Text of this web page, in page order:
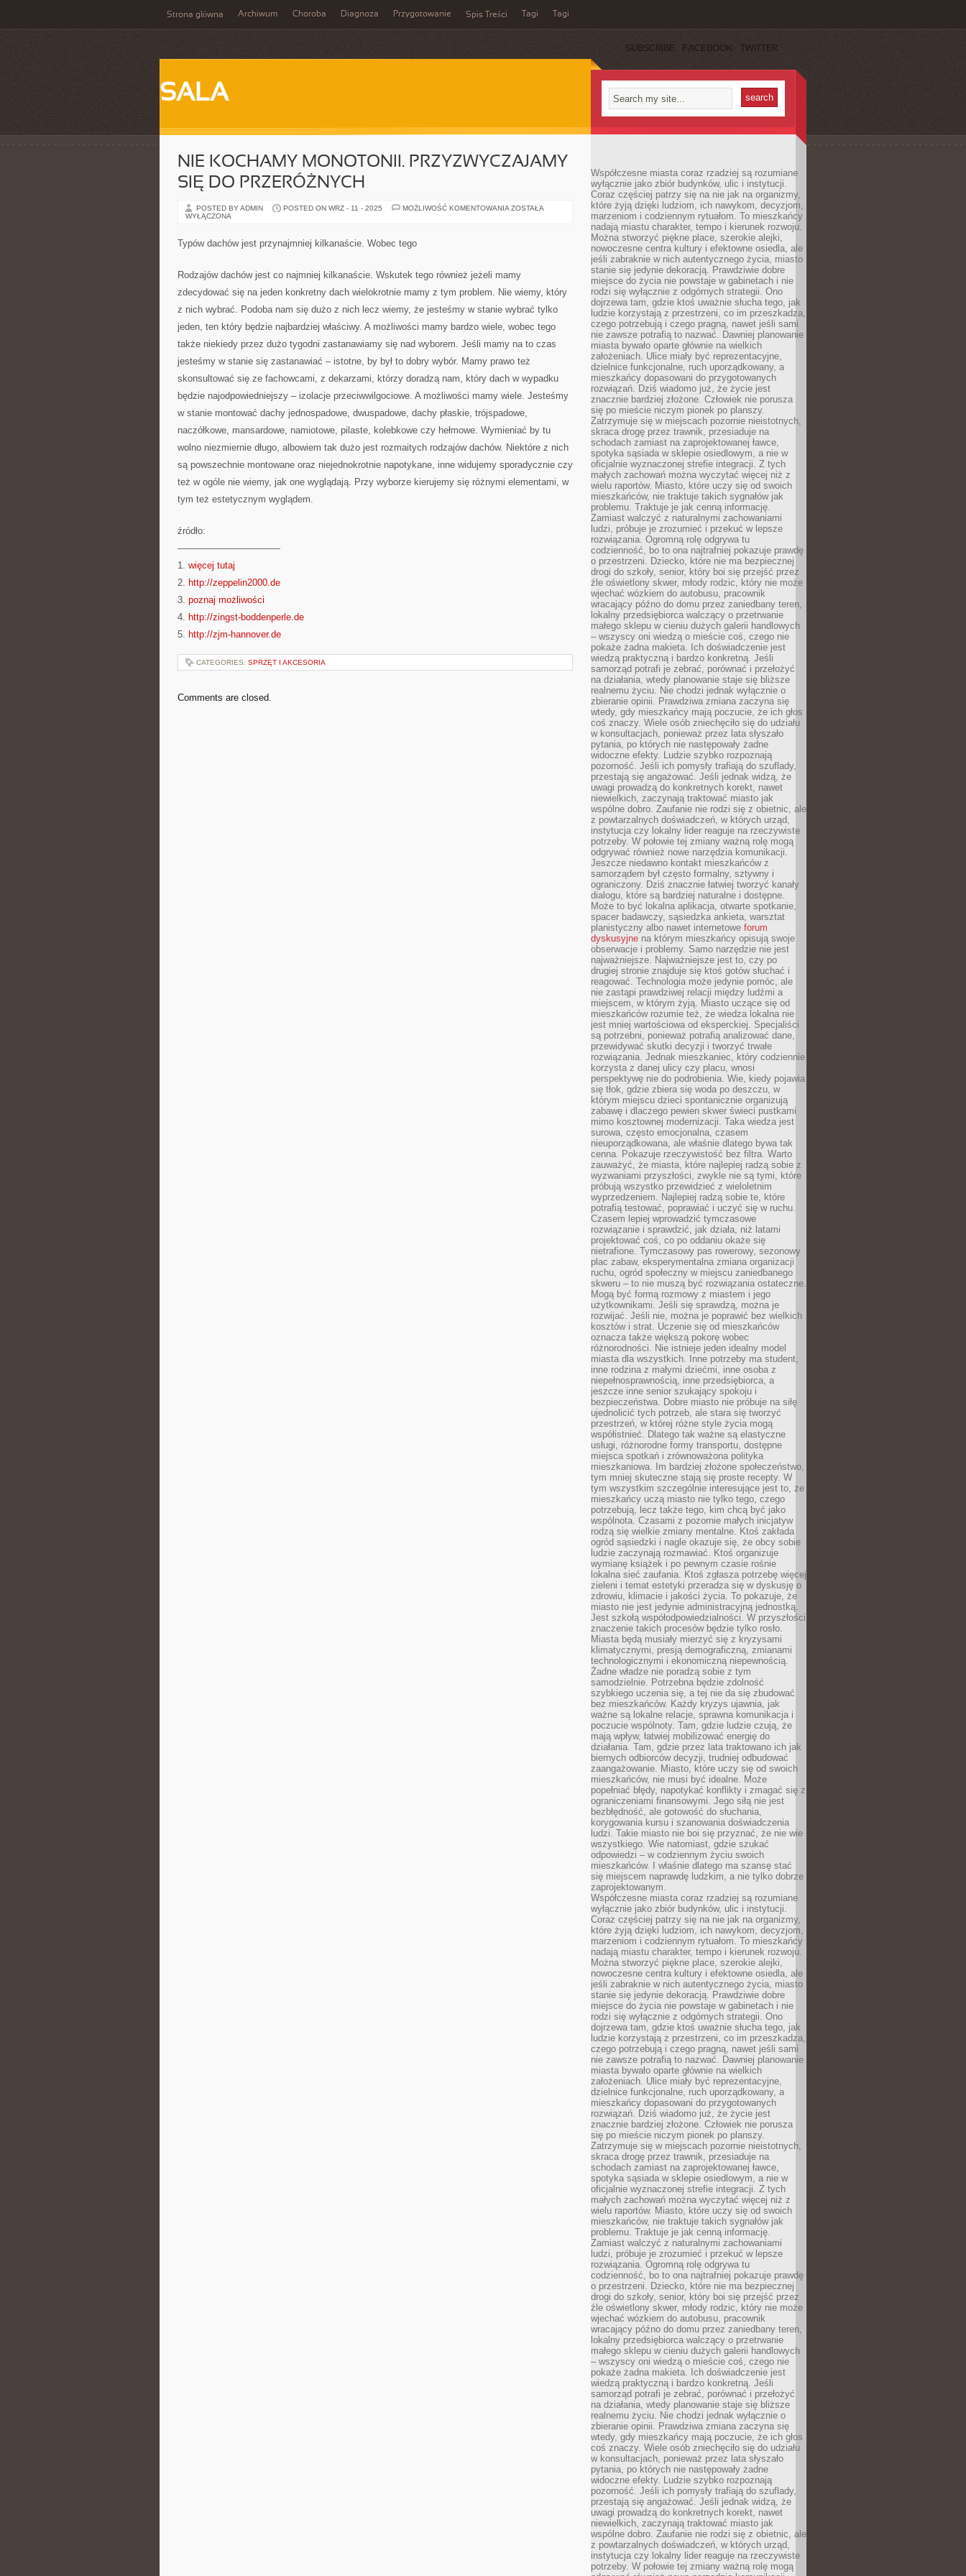
Strona główna Archiwum Choroba Diagnoza Przygotowanie Spis Treści Tagi Tagi
SUBSCRIBE FACEBOOK TWITTER
SALA
NIE KOCHAMY MONOTONII. PRZYZWYCZAJAMY
SIĘ DO PRZERÓŻNYCH
POSTED BY ADMIN POSTED ON WRZ - 11 - 2025 MOŻLIWOŚĆ KOMENTOWANIA NIE
ZOSTAŁA
WYŁĄCZONA
Typów dachów jest przynajmniej kilkanaście. Wobec tego
Rodzajów dachów jest co najmniej kilkanaście. Wskutek tego również jeżeli mamy
zdecydować się na jeden konkretny dach wielokrotnie mamy z tym problem. Nie wiemy, który
z nich wybrać. Podoba nam się dużo z nich lecz wiemy, że jesteśmy w stanie wybrać tylko
jeden, ten który będzie najbardziej właściwy. A możliwości mamy bardzo wiele, wobec tego
także niekiedy przez dużo tygodni zastanawiamy się nad wyborem. Jeśli mamy na to czas
jesteśmy w stanie się zastanawiać – istotne, by był to dobry wybór. Mamy prawo też
skonsultować się ze fachowcami, z dekarzami, którzy doradzą nam, który dach w wypadku
będzie najodpowiedniejszy – izolacje przeciwwilgociowe. A możliwości mamy wiele. Jesteśmy
w stanie montować dachy jednospadowe, dwuspadowe, dachy płaskie, trójspadowe,
naczółkowe, mansardowe, namiotowe, pilaste, kolebkowe czy hełmowe. Wymieniać by tu
wolno niezmiernie długo, albowiem tak dużo jest rozmaitych rodzajów dachów. Niektóre z nich
są powszechnie montowane oraz niejednokrotnie napotykane, inne widujemy sporadycznie czy
też w ogóle nie wiemy, jak one wyglądają. Przy wyborze kierujemy się różnymi elementami, w
tym też estetycznym wyglądem.
źródło:
———————————
1. więcej tutaj
2. http://zeppelin2000.de
3. poznaj możliwości
4. http://zingst-boddenperle.de
5. http://zjm-hannover.de
CATEGORIES: SPRZĘT I AKCESORIA
Comments are closed.
Współczesne miasta coraz rzadziej są rozumiane
wyłącznie jako zbiór budynków, ulic i instytucji.
Coraz częściej patrzy się na nie jak na organizmy,
które żyją dzięki ludziom, ich nawykom, decyzjom,
marzeniom i codziennym rytuałom. To mieszkańcy
nadają miastu charakter, tempo i kierunek rozwoju.
Można stworzyć piękne place, szerokie alejki,
nowoczesne centra kultury i efektowne osiedla, ale
jeśli zabraknie w nich autentycznego życia, miasto
stanie się jedynie dekoracją. Prawdziwie dobre
miejsce do życia nie powstaje w gabinetach i nie
rodzi się wyłącznie z odgórnych strategii. Ono
dojrzewa tam, gdzie ktoś uważnie słucha tego, jak
ludzie korzystają z przestrzeni, co im przeszkadza,
czego potrzebują i czego pragną, nawet jeśli sami
nie zawsze potrafią to nazwać. Dawniej planowanie
miasta bywało oparte głównie na wielkich
założeniach. Ulice miały być reprezentacyjne,
dzielnice funkcjonalne, ruch uporządkowany, a
mieszkańcy dopasowani do przygotowanych
rozwiązań. Dziś wiadomo już, że życie jest
znacznie bardziej złożone. Człowiek nie porusza
się po mieście niczym pionek po planszy.
Zatrzymuje się w miejscach pozornie nieistotnych,
skraca drogę przez trawnik, przesiaduje na
schodach zamiast na zaprojektowanej ławce,
spotyka sąsiada w sklepie osiedlowym, a nie w
oficjalnie wyznaczonej strefie integracji. Z tych
małych zachowań można wyczytać więcej niż z
wielu raportów. Miasto, które uczy się od swoich
mieszkańców, nie traktuje takich sygnałów jak
problemu. Traktuje je jak cenną informację.
Zamiast walczyć z naturalnymi zachowaniami
ludzi, próbuje je zrozumieć i przekuć w lepsze
rozwiązania. Ogromną rolę odgrywa tu
codzienność, bo to ona najtrafniej pokazuje prawdę
o przestrzeni. Dziecko, które nie ma bezpiecznej
drogi do szkoły, senior, który boi się przejść przez
źle oświetlony skwer, młody rodzic, który nie może
wjechać wózkiem do autobusu, pracownik
wracający późno do domu przez zaniedbany teren,
lokalny przedsiębiorca walczący o przetrwanie
małego sklepu w cieniu dużych galerii handlowych
– wszyscy oni wiedzą o mieście coś, czego nie
pokaże żadna makieta. Ich doświadczenie jest
wiedzą praktyczną i bardzo konkretną. Jeśli
samorząd potrafi je zebrać, porównać i przełożyć
na działania, wtedy planowanie staje się bliższe
realnemu życiu. Nie chodzi jednak wyłącznie o
zbieranie opinii. Prawdziwa zmiana zaczyna się
wtedy, gdy mieszkańcy mają poczucie, że ich głos
coś znaczy. Wiele osób zniechęciło się do udziału
w konsultacjach, ponieważ przez lata słyszało
pytania, po których nie następowały żadne
widoczne efekty. Ludzie szybko rozpoznają
pozorność. Jeśli ich pomysły trafiają do szuflady,
przestają się angażować. Jeśli jednak widzą, że
uwagi prowadzą do konkretnych korekt, nawet
niewielkich, zaczynają traktować miasto jak
wspólne dobro. Zaufanie nie rodzi się z obietnic, ale
z powtarzalnych doświadczeń, w których urząd,
instytucja czy lokalny lider reaguje na rzeczywiste
potrzeby. W połowie tej zmiany ważną rolę mogą
odgrywać również nowe narzędzia komunikacji.
Jeszcze niedawno kontakt mieszkańców z
samorządem był często formalny, sztywny i
ograniczony. Dziś znacznie łatwiej tworzyć kanały
dialogu, które są bardziej naturalne i dostępne.
Może to być lokalna aplikacja, otwarte spotkanie,
spacer badawczy, sąsiedzka ankieta, warsztat
planistyczny albo nawet internetowe forum
dyskusyjne na którym mieszkańcy opisują swoje
obserwacje i problemy. Samo narzędzie nie jest
najważniejsze. Najważniejsze jest to, czy po
drugiej stronie znajduje się ktoś gotów słuchać i
reagować. Technologia może jedynie pomóc, ale
nie zastąpi prawdziwej relacji między ludźmi a
miejscem, w którym żyją. Miasto uczące się od
mieszkańców rozumie też, że wiedza lokalna nie
jest mniej wartościowa od eksperckiej. Specjaliści
są potrzebni, ponieważ potrafią analizować dane,
przewidywać skutki decyzji i tworzyć trwałe
rozwiązania. Jednak mieszkaniec, który codziennie
korzysta z danej ulicy czy placu, wnosi
perspektywę nie do podrobienia. Wie, kiedy pojawia
się tłok, gdzie zbiera się woda po deszczu, w
którym miejscu dzieci spontanicznie organizują
zabawę i dlaczego pewien skwer świeci pustkami
mimo kosztownej modernizacji. Taka wiedza jest
surowa, często emocjonalna, czasem
nieuporządkowana, ale właśnie dlatego bywa tak
cenna. Pokazuje rzeczywistość bez filtra. Warto
zauważyć, że miasta, które najlepiej radzą sobie z
wyzwaniami przyszłości, zwykle nie są tymi, które
próbują wszystko przewidzieć z wieloletnim
wyprzedzeniem. Najlepiej radzą sobie te, które
potrafią testować, poprawiać i uczyć się w ruchu.
Czasem lepiej wprowadzić tymczasowe
rozwiązanie i sprawdzić, jak działa, niż latami
projektować coś, co po oddaniu okaże się
nietrafione. Tymczasowy pas rowerowy, sezonowy
plac zabaw, eksperymentalna zmiana organizacji
ruchu, ogród społeczny w miejscu zaniedbanego
skweru – to nie muszą być rozwiązania ostateczne.
Mogą być formą rozmowy z miastem i jego
użytkownikami. Jeśli się sprawdzą, można je
rozwijać. Jeśli nie, można je poprawić bez wielkich
kosztów i strat. Uczenie się od mieszkańców
oznacza także większą pokorę wobec
różnorodności. Nie istnieje jeden idealny model
miasta dla wszystkich. Inne potrzeby ma student,
inne rodzina z małymi dziećmi, inne osoba z
niepełnosprawnością, inne przedsiębiorca, a
jeszcze inne senior szukający spokoju i
bezpieczeństwa. Dobre miasto nie próbuje na siłę
ujednolicić tych potrzeb, ale stara się tworzyć
przestrzeń, w której różne style życia mogą
współistnieć. Dlatego tak ważne są elastyczne
usługi, różnorodne formy transportu, dostępne
miejsca spotkań i zrównoważona polityka
mieszkaniowa. Im bardziej złożone społeczeństwo,
tym mniej skuteczne stają się proste recepty. W
tym wszystkim szczególnie interesujące jest to, że
mieszkańcy uczą miasto nie tylko tego, czego
potrzebują, lecz także tego, kim chcą być jako
wspólnota. Czasami z pozornie małych inicjatyw
rodzą się wielkie zmiany mentalne. Ktoś zakłada
ogród sąsiedzki i nagle okazuje się, że obcy sobie
ludzie zaczynają rozmawiać. Ktoś organizuje
wymianę książek i po pewnym czasie rośnie
lokalna sieć zaufania. Ktoś zgłasza potrzebę więcej
zieleni i temat estetyki przeradza się w dyskusję o
zdrowiu, klimacie i jakości życia. To pokazuje, że
miasto nie jest jedynie administracyjną jednostką.
Jest szkołą współodpowiedzialności. W przyszłości
znaczenie takich procesów będzie tylko rosło.
Miasta będą musiały mierzyć się z kryzysami
klimatycznymi, presją demograficzną, zmianami
technologicznymi i ekonomiczną niepewnością.
Żadne władze nie poradzą sobie z tym
samodzielnie. Potrzebna będzie zdolność
szybkiego uczenia się, a tej nie da się zbudować
bez mieszkańców. Każdy kryzys ujawnia, jak
ważne są lokalne relacje, sprawna komunikacja i
poczucie wspólnoty. Tam, gdzie ludzie czują, że
mają wpływ, łatwiej mobilizować energię do
działania. Tam, gdzie przez lata traktowano ich jak
biernych odbiorców decyzji, trudniej odbudować
zaangażowanie. Miasto, które uczy się od swoich
mieszkańców, nie musi być idealne. Może
popełniać błędy, napotykać konflikty i zmagać się z
ograniczeniami finansowymi. Jego siłą nie jest
bezbłędność, ale gotowość do słuchania,
korygowania kursu i szanowania doświadczenia
ludzi. Takie miasto nie boi się przyznać, że nie wie
wszystkiego. Wie natomiast, gdzie szukać
odpowiedzi – w codziennym życiu swoich
mieszkańców. I właśnie dlatego ma szansę stać
się miejscem naprawdę ludzkim, a nie tylko dobrze
zaprojektowanym.
Współczesne miasta coraz rzadziej są rozumiane
wyłącznie jako zbiór budynków, ulic i instytucji.
Coraz częściej patrzy się na nie jak na organizmy,
które żyją dzięki ludziom, ich nawykom, decyzjom,
marzeniom i codziennym rytuałom. To mieszkańcy
nadają miastu charakter, tempo i kierunek rozwoju.
Można stworzyć piękne place, szerokie alejki,
nowoczesne centra kultury i efektowne osiedla, ale
jeśli zabraknie w nich autentycznego życia, miasto
stanie się jedynie dekoracją. Prawdziwie dobre
miejsce do życia nie powstaje w gabinetach i nie
rodzi się wyłącznie z odgórnych strategii. Ono
dojrzewa tam, gdzie ktoś uważnie słucha tego, jak
ludzie korzystają z przestrzeni, co im przeszkadza,
czego potrzebują i czego pragną, nawet jeśli sami
nie zawsze potrafią to nazwać. Dawniej planowanie
miasta bywało oparte głównie na wielkich
założeniach. Ulice miały być reprezentacyjne,
dzielnice funkcjonalne, ruch uporządkowany, a
mieszkańcy dopasowani do przygotowanych
rozwiązań. Dziś wiadomo już, że życie jest
znacznie bardziej złożone. Człowiek nie porusza
się po mieście niczym pionek po planszy.
Zatrzymuje się w miejscach pozornie nieistotnych,
skraca drogę przez trawnik, przesiaduje na
schodach zamiast na zaprojektowanej ławce,
spotyka sąsiada w sklepie osiedlowym, a nie w
oficjalnie wyznaczonej strefie integracji. Z tych
małych zachowań można wyczytać więcej niż z
wielu raportów. Miasto, które uczy się od swoich
mieszkańców, nie traktuje takich sygnałów jak
problemu. Traktuje je jak cenną informację.
Zamiast walczyć z naturalnymi zachowaniami
ludzi, próbuje je zrozumieć i przekuć w lepsze
rozwiązania. Ogromną rolę odgrywa tu
codzienność, bo to ona najtrafniej pokazuje prawdę
o przestrzeni. Dziecko, które nie ma bezpiecznej
drogi do szkoły, senior, który boi się przejść przez
źle oświetlony skwer, młody rodzic, który nie może
wjechać wózkiem do autobusu, pracownik
wracający późno do domu przez zaniedbany teren,
lokalny przedsiębiorca walczący o przetrwanie
małego sklepu w cieniu dużych galerii handlowych
– wszyscy oni wiedzą o mieście coś, czego nie
pokaże żadna makieta. Ich doświadczenie jest
wiedzą praktyczną i bardzo konkretną. Jeśli
samorząd potrafi je zebrać, porównać i przełożyć
na działania, wtedy planowanie staje się bliższe
realnemu życiu. Nie chodzi jednak wyłącznie o
zbieranie opinii. Prawdziwa zmiana zaczyna się
wtedy, gdy mieszkańcy mają poczucie, że ich głos
coś znaczy. Wiele osób zniechęciło się do udziału
w konsultacjach, ponieważ przez lata słyszało
pytania, po których nie następowały żadne
widoczne efekty. Ludzie szybko rozpoznają
pozorność. Jeśli ich pomysły trafiają do szuflady,
przestają się angażować. Jeśli jednak widzą, że
uwagi prowadzą do konkretnych korekt, nawet
niewielkich, zaczynają traktować miasto jak
wspólne dobro. Zaufanie nie rodzi się z obietnic, ale
z powtarzalnych doświadczeń, w których urząd,
instytucja czy lokalny lider reaguje na rzeczywiste
potrzeby. W połowie tej zmiany ważną rolę mogą